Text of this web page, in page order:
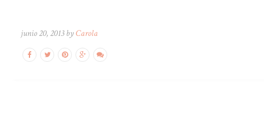
junio 20, 2013 by Carola